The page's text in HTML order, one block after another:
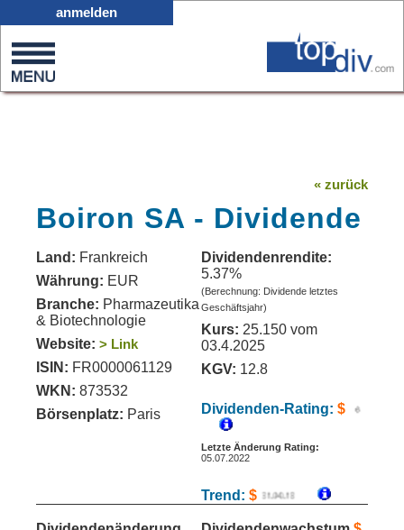
0
on
anmelden
« zurück
Boiron SA - Dividende
Land: Frankreich
Währung: EUR
Branche: Pharmazeutika
& Biotechnologie
Website: > Link
ISIN: FR0000061129
WKN: 873532
Börsenplatz: Paris
Dividendenrendite:
5.37%
(Berechnung: Dividende letztes
Geschäftsjahr)
Kurs: 25.150 vom
03.4.2025
KGV: 12.8
Dividenden-Rating: $
Letzte Änderung Rating:
05.07.2022
Trend: $